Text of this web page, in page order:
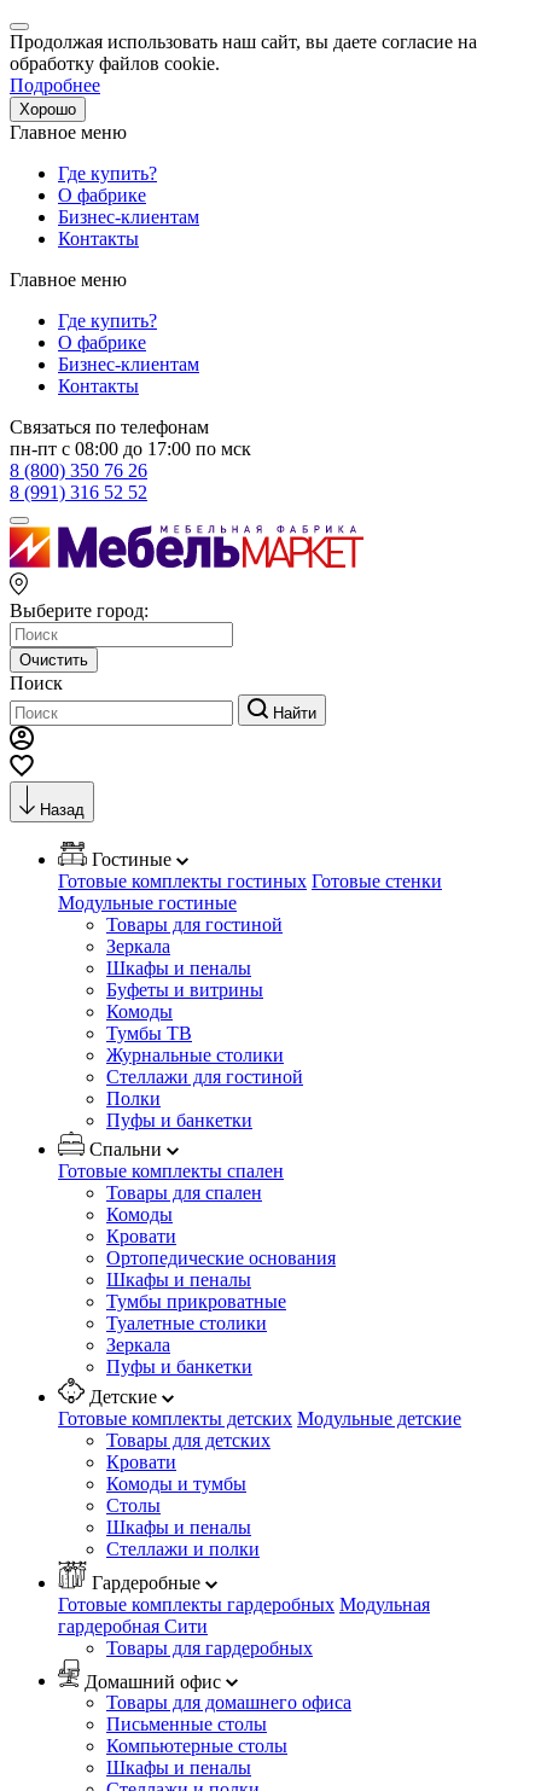
Продолжая использовать наш сайт, вы даете согласие на
обработку файлов cookie.
Подробнее
Хорошо
Главное меню
Где купить?
О фабрике
Бизнес-клиентам
Контакты
Главное меню
Где купить?
О фабрике
Бизнес-клиентам
Контакты
Связаться по телефонам
пн-пт с 08:00 до 17:00 по мск
8 (800) 350 76 26
8 (991) 316 52 52
Выберите город:
Очистить
Поиск
Найти
Назад
Гостиные
Готовые комплекты гостиных Готовые стенки
Модульные гостиные
Товары для гостиной
Зеркала
Шкафы и пеналы
Буфеты и витрины
Комоды
Тумбы ТВ
Журнальные столики
Стеллажи для гостиной
Полки
Пуфы и банкетки
Спальни
Готовые комплекты спален
Товары для спален
Комоды
Кровати
Ортопедические основания
Шкафы и пеналы
Тумбы прикроватные
Туалетные столики
Зеркала
Пуфы и банкетки
Детские
Готовые комплекты детских Модульные детские
Товары для детских
Кровати
Комоды и тумбы
Столы
Шкафы и пеналы
Стеллажи и полки
Гардеробные
Готовые комплекты гардеробных Модульная
гардеробная Сити
Товары для гардеробных
Домашний офис
Товары для домашнего офиса
Письменные столы
Компьютерные столы
Шкафы и пеналы